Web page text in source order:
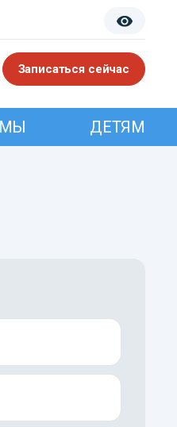
Записаться сейчас
ДЕТЯМ